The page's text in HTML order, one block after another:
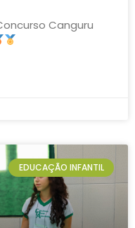
Canguru
EDUCAÇÃO INFANTIL